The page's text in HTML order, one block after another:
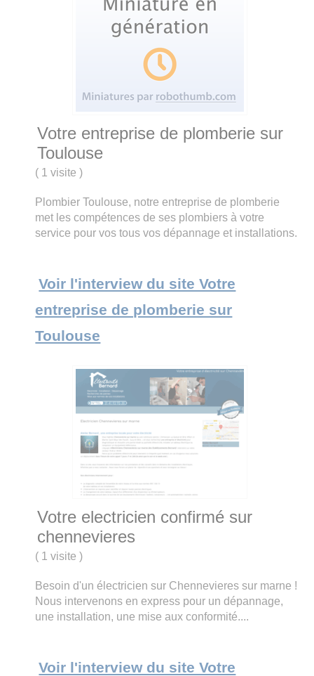
Votre entreprise de plomberie sur
Toulouse
( 1 visite)
Plombier Toulouse, notre entreprise de plomberie
met les compétences de ses plombiers à votre
service pour vos tous vos dépannage et installations.
Voir l'interview du site Votre
entreprise de plomberie sur
Toulouse
Votre electricien confirmé sur
chennevieres
( 1 visite)
Besoin d'un électricien sur Chennevieres sur marne !
Nous intervenons en express pour un dépannage,
une installation, une mise aux conformité....
Voir l'interview du site Votre